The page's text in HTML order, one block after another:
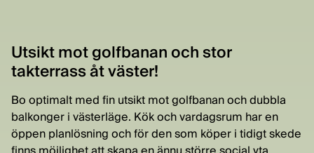
Utsikt mot golfbanan och stor
takterrass åt väster!
Bo optimalt med fin utsikt mot golfbanan och dubbla
balkonger i västerläge. Kök och vardagsrum har en
öppen planlösning och för den som köper i tidigt skede